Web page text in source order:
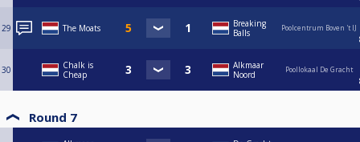
29 The Moats
Breaking
Balls
Poolcentrum Boven 't IJ
30
Chalk is
Cheap
Alkmaar
Noord
Poollokaal De Gracht
Round 7